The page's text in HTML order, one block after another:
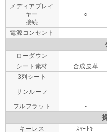
メディアプレイ
ヤー
接続
○
電源コンセント -
ローダウン -
シート素材
合成皮革
3列シート
-
サンルーフ -
フルフラット -
キーレス ｽﾏｰﾄｷ-